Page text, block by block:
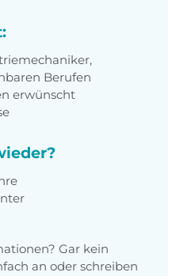
Berufen
erwünscht
Gar kein
an oder schreiben